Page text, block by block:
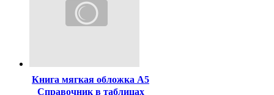
Книга мягкая обложка А5
Справочник в таблицах